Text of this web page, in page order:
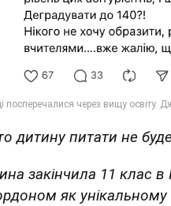
дитину питати не
закінчила 11 клас
як унікальному